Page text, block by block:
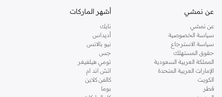
عن نمشي
عن نمشي
سياسة الخصوصية
سياسة الاسترجاع
حقوق المستهلك
المملكة العربية السعودية
الإمارات العربية المتحدة
الكويت
قطر
أشهر الماركات
نايك
أديداس
نيو بالانس
جس
تومي هيلفيغر
اتش اند ام
كالفن كلاين
بوما